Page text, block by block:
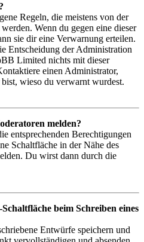
Regeln, die meistens von der
Wenn du gegen eine dieser
sie dir eine Verwarnung erteilen.
Entscheidung der Administration
Limited nichts mit dieser
einen Administrator,
wieso du verwarnt wurdest.
melden?
entsprechenden Berechtigungen
Schaltfläche in der Nähe des
Du wirst dann durch die
beim Schreiben eines
Entwürfe speichern und